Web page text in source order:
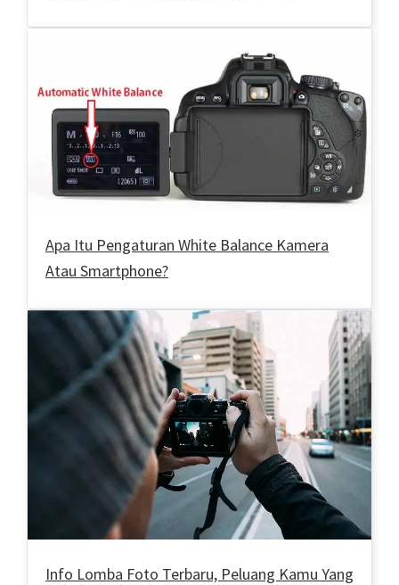
Apa Itu Pengaturan White Balance Kamera
Atau Smartphone?
Info Lomba Foto Terbaru, Peluang Kamu Yang